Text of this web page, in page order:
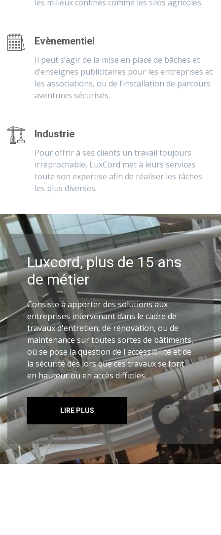
les milieux confinés comme les silos agricoles.
Evènementiel
Il peut s’agir de la mise en place de bâches et
d’enseignes publicitaires pour les entreprises et
les associations, ou de l’installation de parcours
aventures sécurisés.
Industrie
Pour offrir à ses clients un travail toujours
irréprochable, LuxCord met à leurs services
toute son expertise afin de réaliser les tâches
les plus diverses.
Luxcord, plus de 15 ans
de métier
Consiste à apporter des solutions aux
entreprises intervenant dans le cadre de
travaux d'entretien, de rénovation, ou de
maintenance sur toutes sortes de bâtiments,
où se pose la question de l'accessibilité et de
la sécurité dès lors que ces travaux se font
en hauteur ou en accès difficiles.
LIRE PLUS